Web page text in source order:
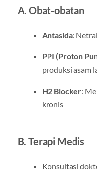
A. Obat-obatan
Antasida:
PPI (Proton
produksi asam
H2 Blocker:
kronis
B. Terapi Medis
Konsultasi